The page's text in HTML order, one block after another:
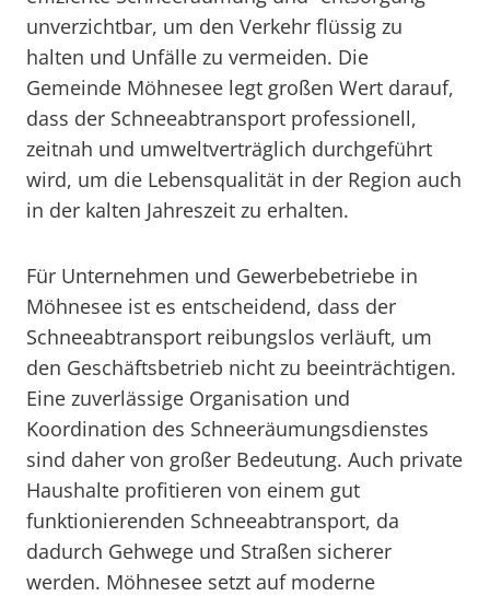
unverzichtbar, um den Verkehr flüssig zu
halten und Unfälle zu vermeiden. Die
Gemeinde Möhnesee legt großen Wert darauf,
dass der Schneeabtransport professionell,
zeitnah und umweltverträglich durchgeführt
wird, um die Lebensqualität in der Region auch
in der kalten Jahreszeit zu erhalten.
Für Unternehmen und Gewerbebetriebe in
Möhnesee ist es entscheidend, dass der
Schneeabtransport reibungslos verläuft, um
den Geschäftsbetrieb nicht zu beeinträchtigen.
Eine zuverlässige Organisation und
Koordination des Schneeräumungsdienstes
sind daher von großer Bedeutung. Auch private
Haushalte profitieren von einem gut
funktionierenden Schneeabtransport, da
dadurch Gehwege und Straßen sicherer
werden. Möhnesee setzt auf moderne